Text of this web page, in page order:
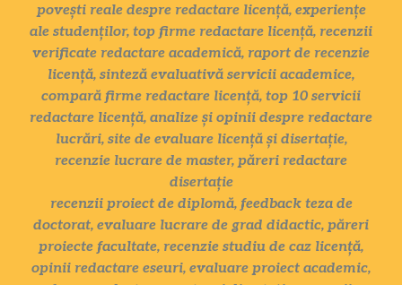
povești reale despre redactare licență, experiențe
ale studenților, top firme redactare licență, recenzii
verificate redactare academică, raport de recenzie
licență, sinteză evaluativă servicii academice,
compară firme redactare licență, top 10 servicii
redactare licență, analize și opinii despre redactare
lucrări, site de evaluare licență și disertație,
recenzie lucrare de master, păreri redactare
disertație
recenzii proiect de diplomă, feedback teza de
doctorat, evaluare lucrare de grad didactic, păreri
proiecte facultate, recenzie studiu de caz licență,
opinii redactare eseuri, evaluare proiect academic,